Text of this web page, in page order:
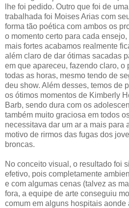
lhe foi pedido. Outro que foi de
trabalhada foi Moises Arias com
forma tão poética com ambos os
o momento certo para cada
mais fortes acabamos realmente
além claro de dar ótimas sacadas
em que apareceu, fazendo claro, o
todas as horas, mesmo tendo de
deu show. Além desses, temos de
os ótimos momentos de Kimberly
Barb, sendo dura com os
também muito graciosa em todos
necessitava dar um ar a mais para
motivo de rirmos das fugas dos
broncas.
No conceito visual, o resultado foi
efetivo, pois completamente
e com algumas cenas (talvez as
fora, a equipe de arte conseguiu
comum em alguns hospitais aonde